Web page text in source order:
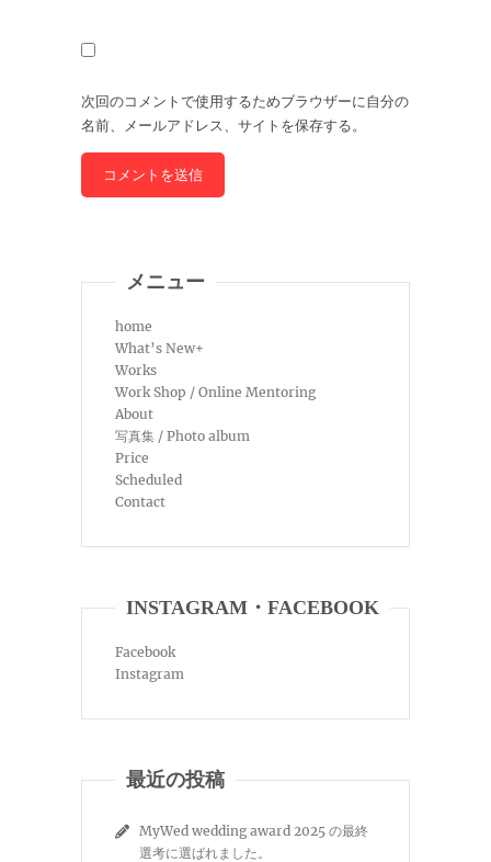
次回のコメントで使用するためブラウザーに自分の
名前、メールアドレス、サイトを保存する。
メニュー
home
What’s New+
Works
Work Shop / Online Mentoring
About
写真集 / Photo album
Price
Scheduled
Contact
INSTAGRAM・FACEBOOK
Facebook
Instagram
最近の投稿
MyWed wedding award 2025 の最終
選考に選ばれました。